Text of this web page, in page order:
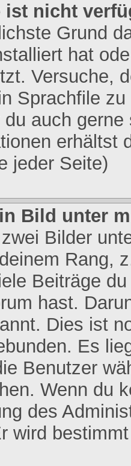
ist nicht
Grund
hat
Versuche,
Sprachfile
auch
erhältst
jeder Seite)
Bild unter
Bilder
Rang,
Beiträge
hast.
Dies ist
Es
Benutzer
Wenn du
des
wird